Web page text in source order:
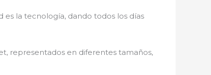
la tecnología, dando todos los días
representados en diferentes tamaños,